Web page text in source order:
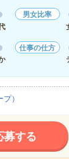
男女比率
仕事の仕方
）
募する